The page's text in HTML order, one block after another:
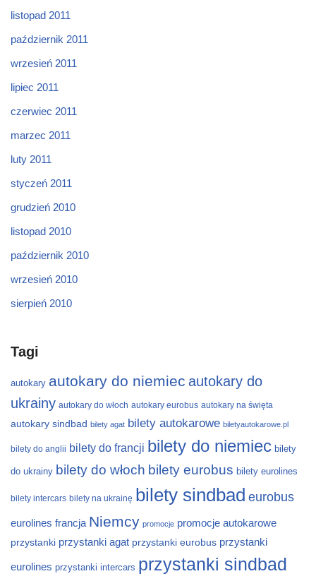
listopad 2011
październik 2011
wrzesień 2011
lipiec 2011
czerwiec 2011
marzec 2011
luty 2011
styczeń 2011
grudzień 2010
listopad 2010
październik 2010
wrzesień 2010
sierpień 2010
Tagi
autokary autokary do niemiec autokary do
ukrainy autokary do włoch autokary eurobus autokary na święta
autokary sindbad bilety agat bilety autokarowe biletyautokarowe.pl
bilety do anglii bilety do francji bilety do niemiec bilety
do ukrainy bilety do włoch bilety eurobus bilety eurolines
bilety intercars bilety na ukrainę bilety sindbad eurobus
eurolines francja Niemcy promocje promocje autokarowe
przystanki przystanki agat przystanki eurobus przystanki
eurolines przystanki intercars przystanki sindbad